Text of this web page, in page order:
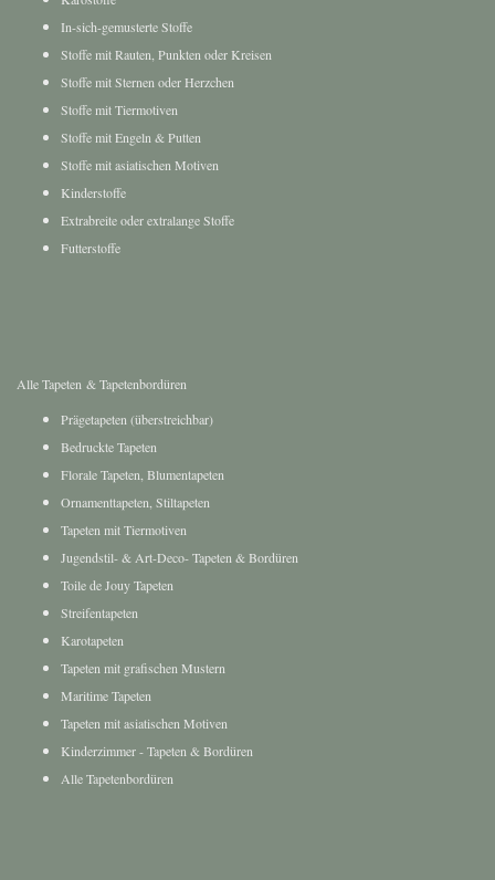
In-sich-gemusterte Stoffe
Stoffe mit Rauten, Punkten oder Kreisen
Stoffe mit Sternen oder Herzchen
Stoffe mit Tiermotiven
Stoffe mit Engeln & Putten
Stoffe mit asiatischen Motiven
Kinderstoffe
Extrabreite oder extralange Stoffe
Futterstoffe
Bedruckte Tapeten
Florale Tapeten, Blumentapeten
Ornamenttapeten, Stiltapeten
Tapeten mit Tiermotiven
Jugendstil- & Art-Deco- Tapeten & Bordüren
Toile de Jouy Tapeten
Streifentapeten
Karotapeten
Tapeten mit grafischen Mustern
Maritime Tapeten
Tapeten mit asiatischen Motiven
Kinderzimmer - Tapeten & Bordüren
Alle Tapetenbordüren